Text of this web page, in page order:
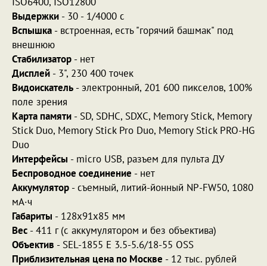
Выдержки - 30 - 1/4000 с
Вспышка - встроенная, есть "горячий башмак" под
внешнюю
Стабилизатор - нет
Дисплей - 3", 230 400 точек
Видоискатель - электронный, 201 600 пикселов, 100%
поле зрения
Карта памяти - SD, SDHC, SDXC, Memory Stick, Memory
Stick Duo, Memory Stick Pro Duo, Memory Stick PRO-HG
Duo
Интерфейсы - micro USB, разъем для пульта ДУ
Беспроводное соединение - нет
Аккумулятор - съемный, литий-йонный NP-FW50, 1080
мА·ч
Габариты - 128x91x85 мм
Вес - 411 г (с аккумулятором и без объектива)
Объектив - SEL-1855 E 3.5-5.6/18-55 OSS
Приблизительная цена по Москве - 12 тыс. рублей